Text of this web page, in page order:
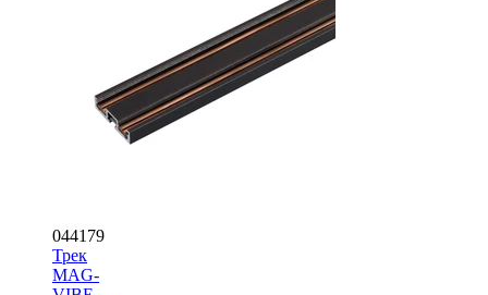
044179
Трек
MAG-